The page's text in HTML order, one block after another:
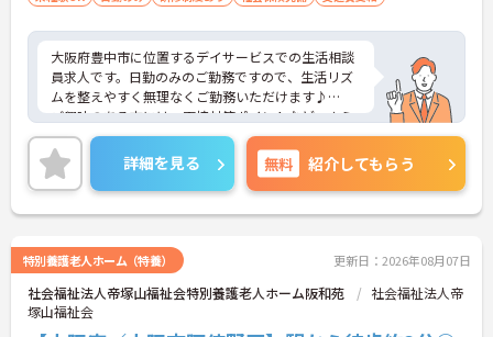
大阪府豊中市に位置するデイサービスでの生活相談
員求人です。日勤のみのご勤務ですので、生活リズ
ムを整えやすく無理なくご勤務いただけます♪
ご興味のある方には、面接対策ポイントなど、さら
に詳細をお話しいたしますのでお気軽にご相談くだ
さい！
詳細を見る 無料 紹介してもらう
特別養護老人ホーム（特養） 更新日：2026年08月07日
社会福祉法人帝塚山福祉会特別養護老人ホーム阪和苑
社会福祉法人帝
塚山福祉会